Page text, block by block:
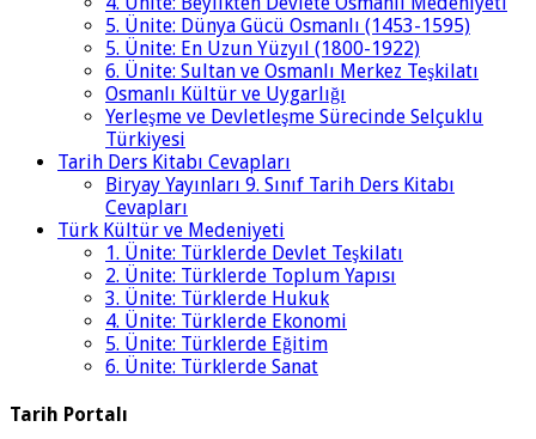
5. Ünite: Dünya Gücü Osmanlı (1453-1595)
5. Ünite: En Uzun Yüzyıl (1800-1922)
6. Ünite: Sultan ve Osmanlı Merkez Teşkilatı
Osmanlı Kültür ve Uygarlığı
Yerleşme ve Devletleşme Sürecinde Selçuklu
Türkiyesi
Tarih Ders Kitabı Cevapları
Biryay Yayınları 9. Sınıf Tarih Ders Kitabı
Cevapları
Türk Kültür ve Medeniyeti
1. Ünite: Türklerde Devlet Teşkilatı
2. Ünite: Türklerde Toplum Yapısı
3. Ünite: Türklerde Hukuk
4. Ünite: Türklerde Ekonomi
5. Ünite: Türklerde Eğitim
6. Ünite: Türklerde Sanat
Tarih Portalı